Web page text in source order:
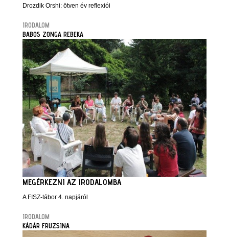
Drozdik Orshi: ötven év reflexiói
IRODALOM
BABOS ZONGA REBEKA
MEGÉRKEZNI AZ IRODALOMBA
A FISZ-tábor 4. napjáról
IRODALOM
KÁDÁR FRUZSINA